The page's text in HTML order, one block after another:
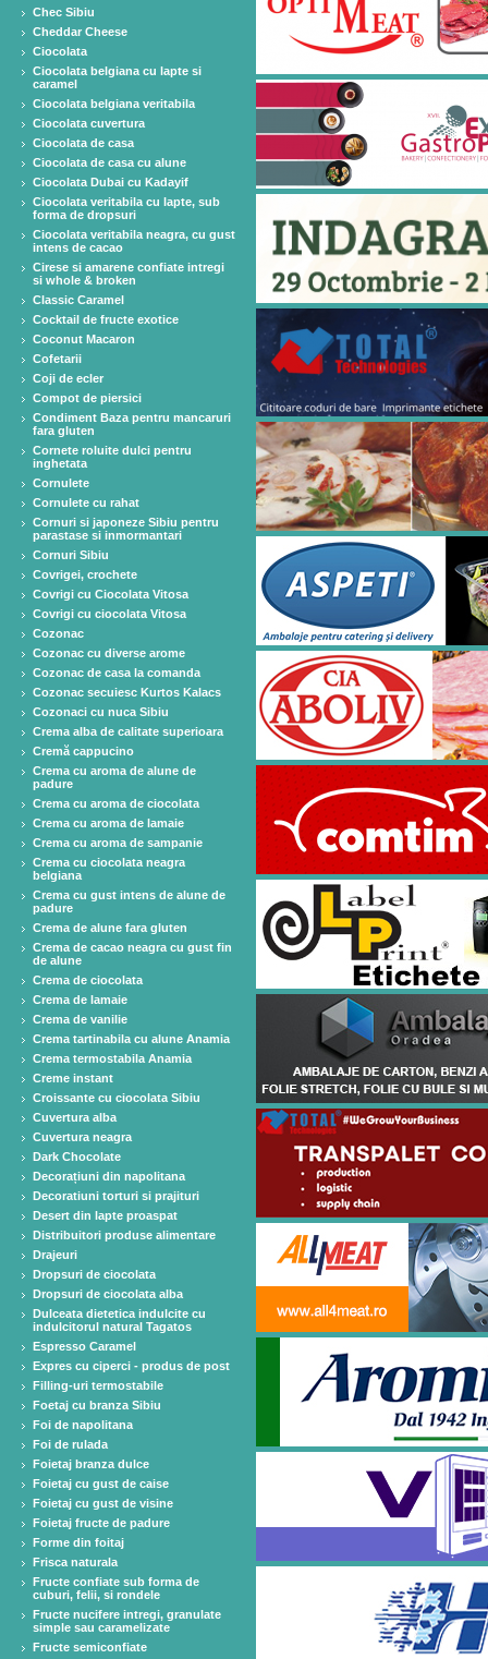
Chec Sibiu
Cheddar Cheese
Ciocolata
Ciocolata belgiana cu lapte si
caramel
Ciocolata belgiana veritabila
Ciocolata cuvertura
Ciocolata de casa
Ciocolata de casa cu alune
Ciocolata Dubai cu Kadayif
Ciocolata veritabila cu lapte, sub
forma de dropsuri
Ciocolata veritabila neagra, cu gust
intens de cacao
Cirese si amarene confiate intregi
si whole & broken
Classic Caramel
Cocktail de fructe exotice
Coconut Macaron
Cofetarii
Coji de ecler
Compot de piersici
Condiment Baza pentru mancaruri
fara gluten
Cornete roluite dulci pentru
inghetata
Cornulete
Cornulete cu rahat
Cornuri si japoneze Sibiu pentru
parastase si inmormantari
Cornuri Sibiu
Covrigei, crochete
Covrigi cu Ciocolata Vitosa
Covrigi cu ciocolata Vitosa
Cozonac
Cozonac cu diverse arome
Cozonac de casa la comanda
Cozonac secuiesc Kurtos Kalacs
Cozonaci cu nuca Sibiu
Crema alba de calitate superioara
Cremă cappucino
Crema cu aroma de alune de
padure
Crema cu aroma de ciocolata
Crema cu aroma de lamaie
Crema cu aroma de sampanie
Crema cu ciocolata neagra
belgiana
Crema cu gust intens de alune de
padure
Crema de alune fara gluten
Crema de cacao neagra cu gust fin
de alune
Crema de ciocolata
Crema de lamaie
Crema de vanilie
Crema tartinabila cu alune Anamia
Crema termostabila Anamia
Creme instant
Croissante cu ciocolata Sibiu
Cuvertura alba
Cuvertura neagra
Dark Chocolate
Decorațiuni din napolitana
Decoratiuni torturi si prajituri
Desert din lapte proaspat
Distribuitori produse alimentare
Drajeuri
Dropsuri de ciocolata
Dropsuri de ciocolata alba
Dulceata dietetica indulcite cu
indulcitorul natural Tagatos
Espresso Caramel
Expres cu ciperci - produs de post
Filling-uri termostabile
Foetaj cu branza Sibiu
Foi de napolitana
Foi de rulada
Foietaj branza dulce
Foietaj cu gust de caise
Foietaj cu gust de visine
Foietaj fructe de padure
Forme din foitaj
Frisca naturala
Fructe confiate sub forma de
cuburi, felii, si rondele
Fructe nucifere intregi, granulate
simple sau caramelizate
Fructe semiconfiate